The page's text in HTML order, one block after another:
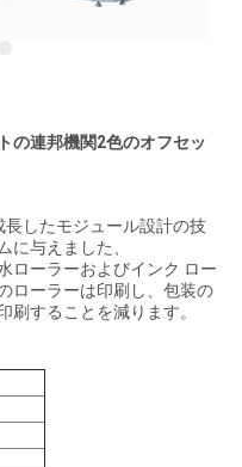
の連邦機関2色のオフセッ
したモジュール設計の技
に与えました、
ローラーおよびインク ロー
ローラーは印刷し、包装の
刷することを減ります。